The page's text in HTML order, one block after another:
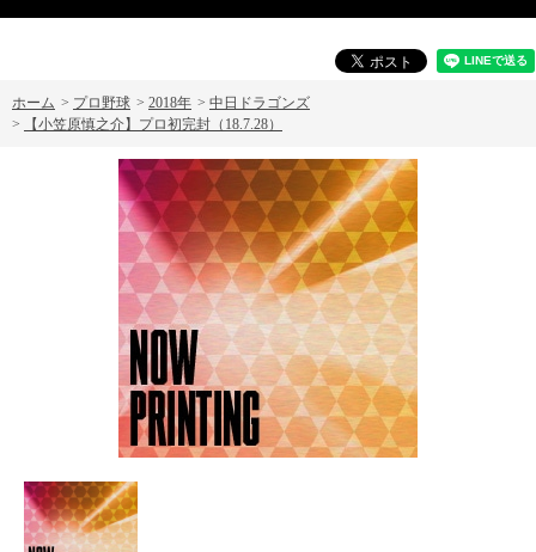
ホーム > プロ野球 > 2018年 > 中日ドラゴンズ
>
【小笠原慎之介】プロ初完封（18.7.28）